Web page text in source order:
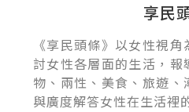
享民
《享民頭條》以女性視
討女性各層面的生活，
物、兩性、美食、旅遊
與廣度解答女性在生活裡